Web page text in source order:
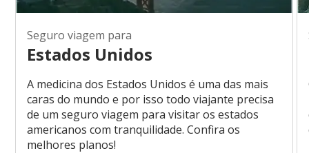
Seguro viagem para
Estados Unidos
A medicina dos Estados Unidos é uma das mais
caras do mundo e por isso todo viajante precisa
de um seguro viagem para visitar os estados
americanos com tranquilidade. Confira os
melhores planos!